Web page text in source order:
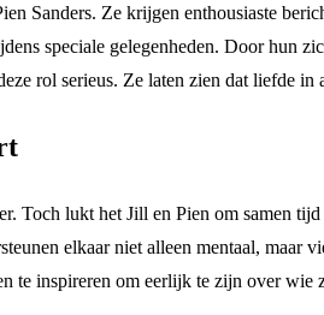
Sanders. Ze krijgen enthousiaste
speciale gelegenheden. Door hun
rol serieus. Ze laten zien dat liefde
Toch lukt het Jill en Pien om samen
elkaar niet alleen mentaal, maar
te inspireren om eerlijk te zijn over